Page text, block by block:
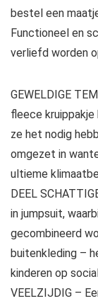
bestel een
Functioneel en
verliefd worden
GEWELDIGE
fleece kruippakje
ze het nodig
omgezet in
ultieme
DEEL
in jumpsuit,
gecombineerd
buitenkleding –
kinderen op
VEELZIJDIG –